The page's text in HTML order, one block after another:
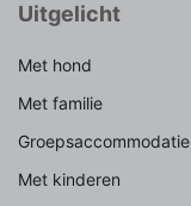
Uitgelicht
Met hond
Met familie
Groepsaccommodatie
Met kinderen